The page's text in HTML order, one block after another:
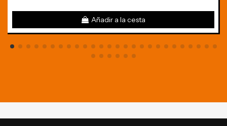
Añadir a la cesta